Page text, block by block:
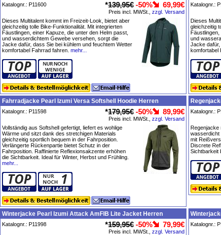
Katalognr.: P11600 *139,95€ -50% 69,99€
Preis incl. MWSt., zzgl. Versand
Dieses Multitalent kommt im Freizeit-Look, bietet aber
gleichzeitig tolle Bike-Funktionalität. Mit integrierten
Fäustlingen, einer Kapuze, die unter den Helm passt,
und wasserdichtem Gewebe versehen, sorgt die
Jacke dafür, dass Sie bei kühlem und feuchtem Wetter
komfortabel Fahrrad fahren. mehr...
Katalognr.:
Dieses
gleichzeitig
und
Jacke
komfortabel
Fahrradjacke Pearl Izumi Versa Softshell Hoodie Herren
Katalognr.: P11598 *179,95€ -50% 89,99€
Preis incl. MWSt., zzgl. Versand
Vollständig aus Softshell gefertigt, liefert es wohlige
Wärme und sitzt dank des stretchigen Materials
gleichzeitig sportlich bequem in der Fahrposition.
Verlängerte Rückenpartie bietet Schutz in der
Fahrposition. Raffinierte Reflexionsakzente erhöhen
die Sichtbarkeit. Ideal für Winter, Herbst und Frühling.
mehr...
Katalognr.:
Regenjacke
wasserdicht
mit
Discrete
Sichtbarkeit
Winterjacke Pearl Izumi Attack AmFIB Lite Jacket Herren
Katalognr.: P11998 *159,95€ -50% 79,99€
Preis incl. MWSt., zzgl. Versand
Katalognr.: